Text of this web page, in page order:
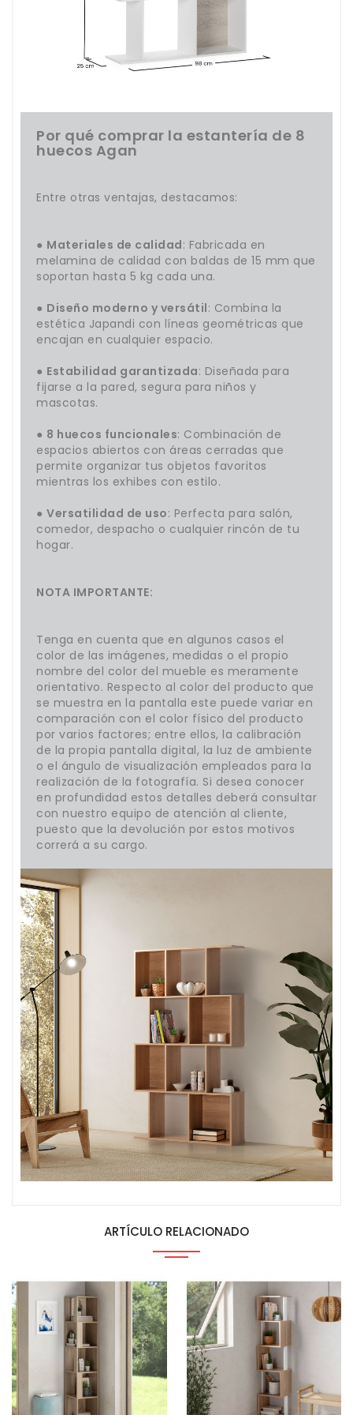
Por qué comprar la estantería de 8
huecos Agan
Entre otras ventajas, destacamos:
● Materiales de calidad: Fabricada en
melamina de calidad con baldas de 15 mm que
soportan hasta 5 kg cada una.
● Diseño moderno y versátil: Combina la
estética Japandi con líneas geométricas que
encajan en cualquier espacio.
● Estabilidad garantizada: Diseñada para
fijarse a la pared, segura para niños y
mascotas.
● 8 huecos funcionales: Combinación de
espacios abiertos con áreas cerradas que
permite organizar tus objetos favoritos
mientras los exhibes con estilo.
● Versatilidad de uso: Perfecta para salón,
comedor, despacho o cualquier rincón de tu
hogar.
NOTA IMPORTANTE:
Tenga en cuenta que en algunos casos el
color de las imágenes, medidas o el propio
nombre del color del mueble es meramente
orientativo. Respecto al color del producto que
se muestra en la pantalla este puede variar en
comparación con el color físico del producto
por varios factores; entre ellos, la calibración
de la propia pantalla digital, la luz de ambiente
o el ángulo de visualización empleados para la
realización de la fotografía. Si desea conocer
en profundidad estos detalles deberá consultar
con nuestro equipo de atención al cliente,
puesto que la devolución por estos motivos
correrá a su cargo.
ARTÍCULO RELACIONADO